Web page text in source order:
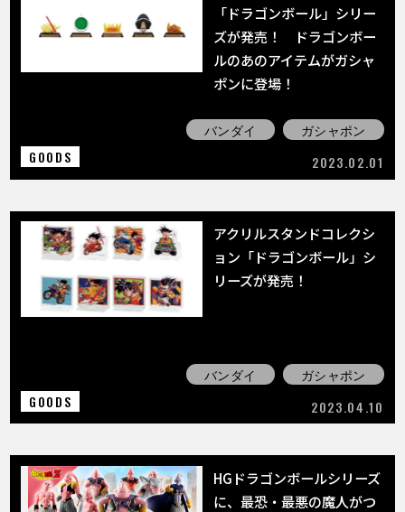
「ドラゴンボール」シリー
ズが発売！ ドラゴンボー
ルのあのアイテムがガシャ
ポンに登場！
バンダイ
ガシャポン
GOODS
2023.02.01
アクリルスタンドコレクシ
ョン「ドラゴンボール」シ
リーズが発売！
バンダイ
ガシャポン
GOODS
2023.04.10
HGドラゴンボールシリーズ
に、最恐・最悪の魔人がつ